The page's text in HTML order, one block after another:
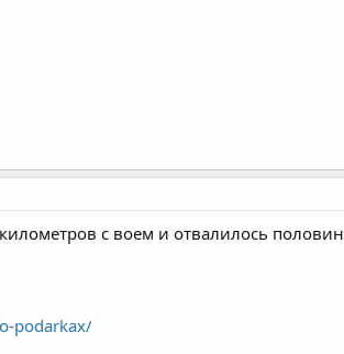
с воем и отвалилось
podarkax/